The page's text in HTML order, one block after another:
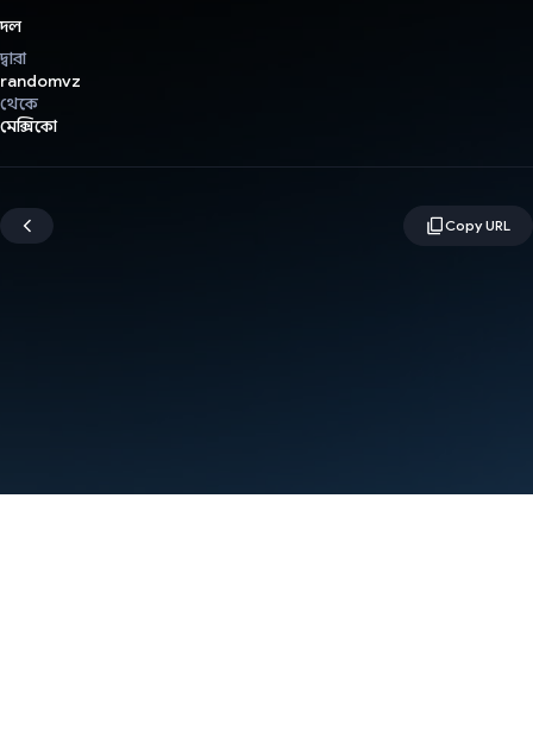
দল
দ্বারা
randomvz
থেকে
মেক্সিকো